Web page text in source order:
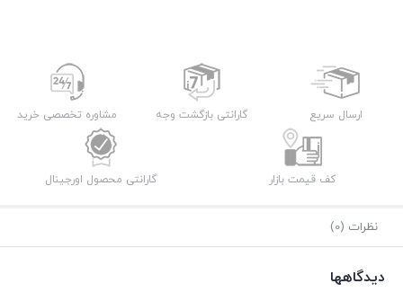
ارسال سریع گارانتی بازگشت وجه مشاوره تخصصی خرید
کف قیمت بازار گارانتی محصول اورجینال
نظرات (0)
دیدگاهها